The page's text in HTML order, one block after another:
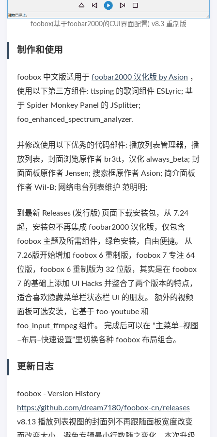
foobox(基于foobar2000的CUI界面配置) v8.3 重制版
制作和使用
foobox 中文版适用于 foobar2000 汉化版 by Asion ，
使用以下第三方组件: ttsping 的歌词组件 ESLyric; 基
于 Spider Monkey Panel 的 JSplitter;
foo_enhanced_spectrum_analyzer.
并修改使用以下优秀的代码部件: 播放列表管理器，播
放列表，封面浏览原作者 br3tt，汉化 always_beta; 封
面面板原作者 Jensen; 搜索框原作者 Asion; 简介面板
作者 Wil-B; 网络电台列表维护 范明明;
到最新 Releases (发行版) 页面下载安装包，从 7.24
起，安装包不再集成 foobar2000 汉化版，仅包含
foobox 主题及所需组件，绿色安装，自由便捷。 从
7.26版开始增加 foobox 6 重制版，foobox 7 专注 64
位版，foobox 6 重制版为 32 位版，其实是在 foobox
7 的基础上添加 UI Hacks 并整合了两个版本的特点，
适合喜欢隐藏菜单栏状态栏 UI 的朋友。 额外的视频
面板可选安装，它基于 foo-youtube 和
foo_input_ffmpeg 组件。 完成后可以在 “主菜单–视图
–布局–快速设置”里切换各种 foobox 布局组合。
更新日志
foobox - Version History
https://github.com/dream7180/foobox-cn/releases
v8.13 播放列表视图的封面列不再跟随面板宽度改变